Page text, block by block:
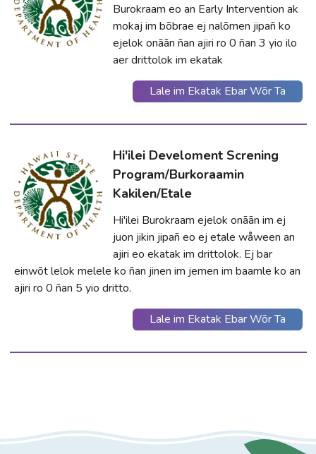
Lale im Ekatak Ebar Wõr Ta
Burokraam eo an Early Intervention ak
mokaj im bõbrae ej nalõmen jipañ ko
ejelok onāān ñan ajiri ro 0 ñan 3 yio ilo
aer drittolok im ekatak
Hi'ilei Develoment Screning
Program/Burkoraamin
Kakilen/Etale
Lale im Ekatak Ebar Wõr Ta
Hi'ilei Burokraam ejelok onāān im ej
juon jikin jipañ eo ej etale wåween an
ajiri eo ekatak im drittolok. Ej bar
einwõt lelok melele ko ñan jinen im jemen im baamle ko an
ajiri ro 0 ñan 5 yio dritto.